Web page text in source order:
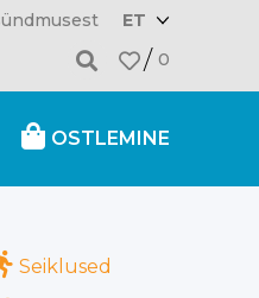
ET
0
OSTLEMINE
Seiklused